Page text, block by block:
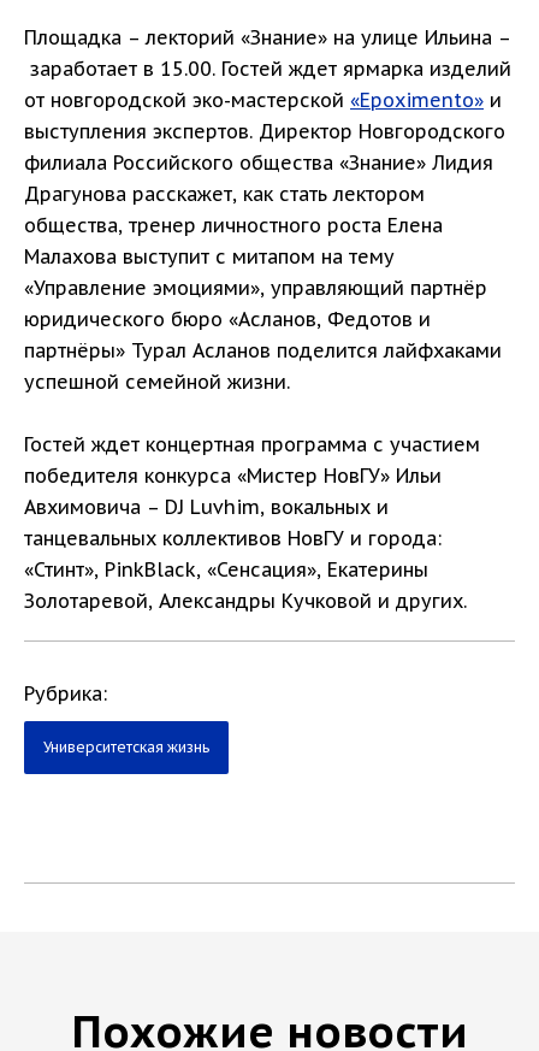
Площадка – лекторий «Знание» на улице Ильина –
заработает в 15.00. Гостей ждет ярмарка изделий
от новгородской эко-мастерской «Epoximento» и
выступления экспертов. Директор Новгородского
филиала Российского общества «Знание» Лидия
Драгунова расскажет, как стать лектором
общества, тренер личностного роста Елена
Малахова выступит с митапом на тему
«Управление эмоциями», управляющий партнёр
юридического бюро «Асланов, Федотов и
партнёры» Турал Асланов поделится лайфхаками
успешной семейной жизни.
Гостей ждет концертная программа с участием
победителя конкурса «Мистер НовГУ» Ильи
Авхимовича – DJ Luvhim, вокальных и
танцевальных коллективов НовГУ и города:
«Стинт», PinkBlack, «Сенсация», Екатерины
Золотаревой, Александры Кучковой и других.
Рубрика:
Университетская жизнь
Похожие новости